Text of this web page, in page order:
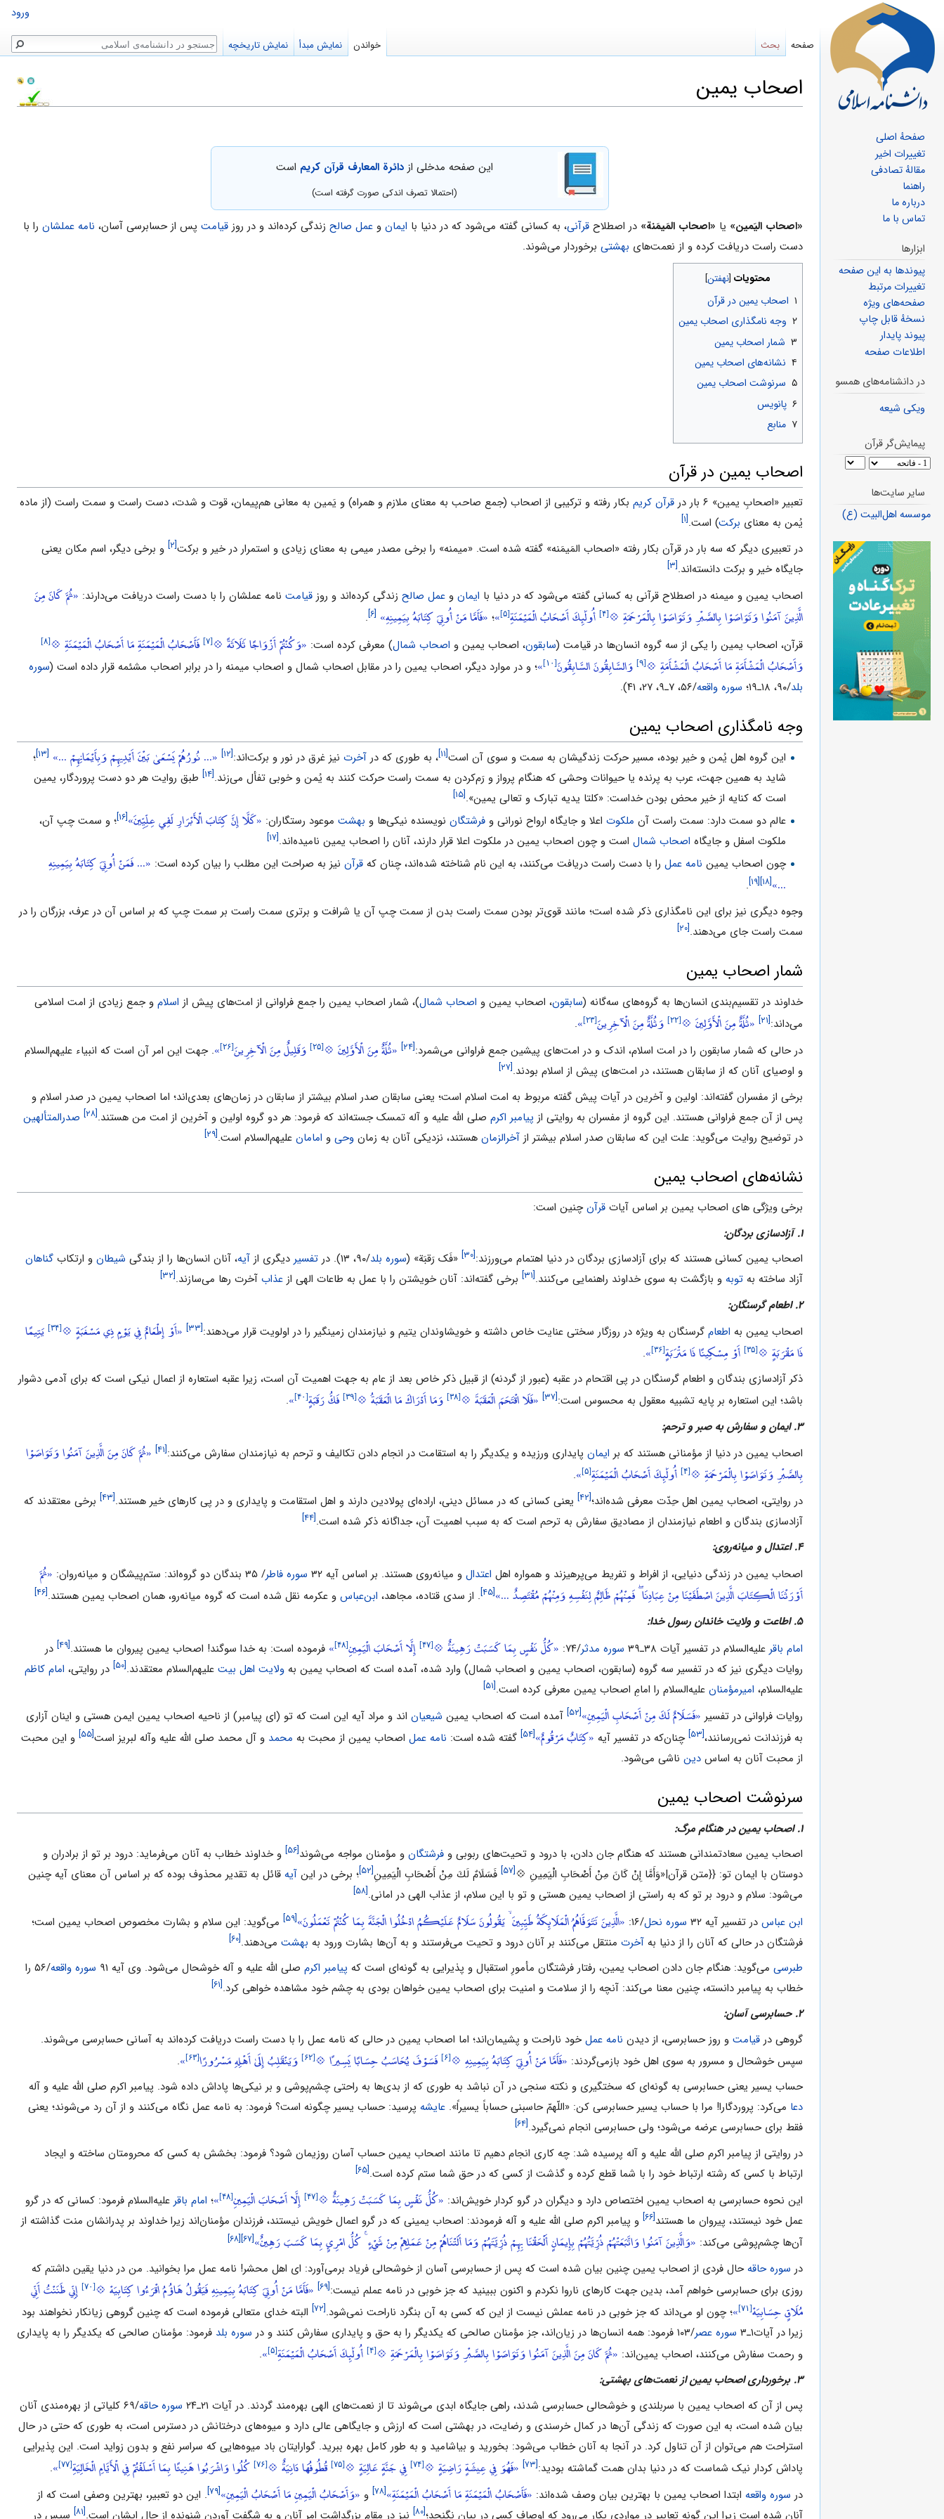
اصحاب یمین
این صفحه مدخلی ازدائرة المعارف قرآن کریم است
(احتمالا تصرف اندکی صورت گرفته است)
«اصحاب الیَمین» یا «اصحاب المَیمَنة» در اصطلاح قرآنى، به کسانى گفته مى‌شود که در دنیا با ایمان و عمل ‌صالح زندگى کرده‌اند و در روز قیامت پس از حسابرسى آسان، نامه عملشان را با
دست راست دریافت کرده و از نعمت‌هاى بهشتى برخوردار می‌شوند.
محتویات
۱ اصحاب یمین در قرآن
۲ وجه نامگذارى اصحاب یمین
۳ شمار اصحاب یمین
۴ نشانه‌هاى اصحاب ‌یمین
۵ سرنوشت اصحاب یمین
۶ پانویس
۷ منابع
اصحاب یمین در قرآن
تعبیر «اصحابِ یمین» ۶ بار در قرآن کریم بکار رفته و ترکیبى از اصحاب (جمع صاحب به معناى ملازم و همراه) و یَمین به معانى هم‌پیمان، قوت و شدت، دست راست و سمت راست (از ماده
یُمن به معناى برکت) است.[۱]
در تعبیرى دیگر که سه بار در قرآن بکار رفته «اصحاب المَیمَنه» گفته شده است. «میمنه» را برخى مصدر میمى به معناى زیادى و استمرار در خیر و برکت[۲]
و برخى دیگر، اسم مکان یعنى
جایگاه خیر و برکت دانسته‌اند.[۳]
اصحاب یمین و میمنه در اصطلاح قرآنى به کسانى گفته مى‌شود که در دنیا با ایمان و عمل ‌صالح زندگى کرده‌اند و روز قیامت نامه عملشان را با دست راست دریافت مى‌دارند: «ثُمَّ كَانَ مِنَ
الَّذِينَ آمَنُوا وَتَوَاصَوْا بِالصَّبْرِ وَتَوَاصَوْا بِالْمَرْحَمَةِ 💠[۴] أُولَٰئِكَ أَصْحَابُ الْمَيْمَنَةِ[۵] »؛ «فَأَمَّا مَنْ أُوتِيَ كِتَابَهُ بِيَمِينِهِ» [۶] .
قرآن، اصحاب یمین را یکى از سه گروه انسان‌ها در قیامت (سابقون، اصحاب یمین و اصحاب شمال) معرفى کرده است: «وَكُنْتُمْ أَزْوَاجًا ثَلَاثَةً 💠[۷] فَأَصْحَابُ الْمَيْمَنَةِ مَا أَصْحَابُ الْمَيْمَنَةِ 💠[۸]
وَأَصْحَابُ الْمَشْأَمَةِ مَا أَصْحَابُ الْمَشْأَمَةِ 💠[۹] وَالسَّابِقُونَ السَّابِقُونَ[۱۰] »؛ و در موارد دیگر، اصحاب یمین را در مقابل اصحاب شمال و اصحاب میمنه را در برابر اصحاب مشئمه قرار داده است (سوره
بلد/۹۰، ۱۸‌ـ‌۱۹؛ سوره واقعه/۵۶، ۷‌ـ‌۹، ۲۷، ۴۱).
وجه نامگذارى اصحاب یمین
این گروه اهل یُمن و خیر بوده، مسیر حرکت زندگیشان به سمت و سوى آن است[۱۱] ، به ‌طورى که در آخرتنیز غرق در نور و برکت‌اند:[۱۲] «... نُورُهُمْ يَسْعَىٰ بَيْنَ أَيْدِيهِمْ وَبِأَيْمَانِهِمْ ...» [۱۳]
؛
شاید به همین جهت، عرب به پرنده یا حیوانات وحشى که هنگام پرواز و رَم‌کردن به سمت راست حرکت کنند به یُمن و خوبى تفأل ‌مى‌زند.[۱۴]
طبق روایت هر دو دست پروردگار، یمین
است که کنایه از خیر محض بودن خداست: «کلتا یدیه تبارک و تعالى یمین».[۱۵]
عالم دو سمت دارد: سمت راست آن ملکوتاعلا و جایگاه ارواح نورانى و فرشتگاننویسنده نیکی‌ها و بهشتموعود رستگاران: «كَلَّا إِنَّ كِتَابَ الْأَبْرَارِ لَفِي عِلِّيِّينَ»[۱۶]
؛ و سمت چپ آن،
ملکوت اسفل و جایگاه اصحاب ‌شمالاست و چون اصحاب ‌یمین در ملکوت اعلا قرار دارند، آنان را اصحاب ‌یمین نامیده‌اند.[۱۷]
چون اصحاب یمین نامه عملرا با دست ‌راست دریافت مى‌کنند، به این نام شناخته شده‌اند، چنان که قرآننیز به صراحت این مطلب را بیان کرده است: «... فَمَنْ أُوتِيَ كِتَابَهُ بِيَمِينِهِ
...»[۱۸] [۱۹]
.
وجوه دیگرى نیز براى این نامگذارى ذکر شده است؛ مانند قوى‌تر بودن سمت راست بدن از سمت چپ آن یا شرافت و برترى سمت راست بر سمت چپ که بر اساس آن در عرف، بزرگان را در
سمت راست جاى مى‌دهند.[۲۰]
شمار اصحاب یمین
خداوند در تقسیم‌بندى انسان‌ها به گروه‌هاى سه‌گانه (سابقون، اصحاب یمین و اصحاب شمال)، شمار اصحاب یمین را جمع فراوانى از امت‌هاى پیش از اسلام و جمع زیادى از امت اسلامى
مى‌داند:[۲۱] «ثُلَّةٌ مِنَ الْأَوَّلِينَ 💠[۲۲] وَثُلَّةٌ مِنَ الْآخِرِينَ[۲۳] »
.
در حالى ‌که شمار سابقون را در امت اسلام، اندک و در امت‌هاى پیشین جمع فراوانى مى‌شمرد:[۲۴] «ثُلَّةٌ مِنَ الْأَوَّلِينَ 💠[۲۵] وَقَلِيلٌ مِنَ الْآخِرِينَ[۲۶] ». جهت این امر آن است که انبیاء علیهم‌السلام
و اوصیاى آنان که از سابقان هستند، در امت‌هاى پیش از اسلام بودند.[۲۷]
برخى از مفسران گفته‌اند: اولین و آخرین در آیات پیش گفته مربوط به امت اسلام است؛ یعنى سابقان صدر اسلام بیشتر از سابقان در زمان‌هاى بعدى‌اند؛ اما اصحاب یمین در صدر اسلام و
پس از آن جمع فراوانى هستند. این گروه از مفسران به روایتى از پیامبر اکرم صلی الله علیه و آله تمسک جسته‌اند که فرمود: هر ‌دو گروه اولین و آخرین از امت من هستند.[۲۸]
صدرالمتألهین
در توضیح روایت مى‌گوید: علت این که سابقان صدر اسلام بیشتر از آخرالزمان هستند، نزدیکى آنان به زمان وحى و امامان علیهم‌السلام است.[۲۹]
نشانه‌هاى اصحاب ‌یمین
برخی ویژگی های اصحاب یمین بر اساس آیات قرآنچنین است:
۱. آزادسازى بردگان:
اصحاب یمین کسانى هستند که براى آزادسازى بردگان در دنیا اهتمام مى‌ورزند:[۳۰] «فَک‌ رَقبَة» (سوره بلد/۹۰، ۱۳). در تفسیر دیگرى از آیه، آنان انسان‌ها را از بندگى شیطان و ارتکاب گناهان
آزاد ساخته به توبه و بازگشت به سوى خداوند راهنمایى مى‌کنند.[۳۱] برخى گفته‌اند: آنان خویشتن را ‌با ‌عمل به طاعات الهى از عذاب آخرت رها ‌مى‌سازند.[۳۲]
۲. اطعام گرسنگان:
اصحاب یمین به اطعام گرسنگان به ویژه در روزگار سختى عنایت خاص داشته و خویشاوندان یتیم و نیازمندان زمینگیر را در اولویت قرار مى‌دهند:[۳۳] «أَوْ إِطْعَامٌ فِي يَوْمٍ ذِي مَسْغَبَةٍ 💠[۳۴]
يَتِيمًا
ذَا مَقْرَبَةٍ 💠[۳۵] أَوْ مِسْكِينًا ذَا مَتْرَبَةٍ[۳۶] »
.
ذکر آزادسازى بندگان و اطعام گرسنگان در پى اقتحام در عقبه (عبور از گردنه) از قبیل ذکر خاص بعد از عام به جهت اهمیت آن است، زیرا عقبه استعاره از اعمال نیکى است که براى آدمى دشوار
باشد؛ این استعاره بر پایه تشبیه معقول به محسوس است:[۳۷] «فَلَا اقْتَحَمَ الْعَقَبَةَ 💠[۳۸] وَمَا أَدْرَاكَ مَا الْعَقَبَةُ 💠[۳۹] فَكُّ رَقَبَةٍ[۴۰] »
.
۳. ایمان و سفارش به صبر و ترحم:
اصحاب یمین در دنیا از مؤمنانى هستند که بر ایمان پایدارى ورزیده و یکدیگر را به استقامت در انجام ‌دادن تکالیف و ترحم به نیازمندان سفارش مى‌کنند:[۴۱]
«ثُمَّ كَانَ مِنَ الَّذِينَ آمَنُوا وَتَوَاصَوْا
بِالصَّبْرِ وَتَوَاصَوْا بِالْمَرْحَمَةِ 💠[۴] أُولَٰئِكَ أَصْحَابُ الْمَيْمَنَةِ[۵] »
.
در روایتى، اصحاب یمین اهل حِدّت معرفى شده‌اند؛[۴۲] یعنى کسانى که در مسائل دینى، اراده‌اى پولادین دارند و اهل استقامت و پایدارى و در پى کارهاى خیر هستند.[۴۳]
برخى معتقدند که
آزادسازى بندگان و اطعام نیازمندان از مصادیق سفارش به ترحم است که به سبب اهمیت آن، جداگانه ذکر شده ‌است.[۴۴]
۴. اعتدال و میانه‌روى:
اصحاب یمین در زندگى دنیایى، از افراط و تفریط مى‌پرهیزند و همواره اهل اعتدال و میانه‌روى هستند. بر اساس آیه ۳۲ سوره فاطر/ ۳۵ بندگان دو گروه‌اند: ستم‌پیشگان و میانه‌روان:
«ثُمَّ
أَوْرَثْنَا الْكِتَابَ الَّذِينَ اصْطَفَيْنَا مِنْ عِبَادِنَا ۖ فَمِنْهُمْ ظَالِمٌ لِنَفْسِهِ وَمِنْهُمْ مُقْتَصِدٌ ...»[۴۵] . از سدى قتاده، مجاهد، ابن‌عباس و عکرمه نقل شده است که گروه میانه‌رو، همان اصحاب یمین هستند.[۴۶]
۵. اطاعت و ولایت خاندان رسول خدا:
امام باقر علیه‌السلام در تفسیر آیات ۳۸‌ـ‌۳۹ سوره مدثر/۷۴: «كُلُّ نَفْسٍ بِمَا كَسَبَتْ رَهِينَةٌ 💠[۴۷] إِلَّا أَصْحَابَ الْيَمِينِ[۴۸] » فرموده است: به خدا سوگند! اصحاب یمین پیروان ما هستند.[۴۹]
در
روایات دیگرى نیز که در تفسیر سه گروه (سابقون، اصحاب یمین و اصحاب شمال) وارد شده، آمده است که اصحاب یمین به ولایت اهل بیت علیهم‌السلام معتقدند.[۵۰] در روایتى، امام کاظم
علیه‌السلام، امیرمؤمنان علیه‌السلام را امامِ اصحاب یمین معرفى کرده است.[۵۱]
روایات فراوانى در تفسیر «فَسَلَامٌ لَكَ مِنْ أَصْحَابِ الْيَمِينِ»[۵۲] آمده است که اصحاب یمین شیعیان اند و مراد آیه این است که تو (اى ‌پیامبر) از ناحیه اصحاب یمین ایمن هستى و اینان آزارى
به فرزندانت نمى‌رسانند،[۵۳] چنان‌که در تفسیر آیه «كِتَابٌ مَرْقُومٌ»[۵۴] گفته شده است: نامه عمل اصحاب یمین از محبت به محمد و آل ‌محمد صلى الله علیه وآله لبریز است[۵۵]
و این محبت
از محبت آنان به اساس دین ناشى مى‌شود.
سرنوشت اصحاب یمین
۱. اصحاب یمین در هنگام مرگ:
اصحاب یمین سعادتمندانى هستند که هنگام جان دادن، با ‌درود و ‌تحیت‌هاى ربوبى و فرشتگان و مؤمنان مواجه مى‌شوند[۵۶]
و خداوند خطاب به آنان مى‌فرماید: درود بر تو از برادران و
دوستان با ایمان تو: {{متن قرآن|«وَأَمَّا إِنْ كَانَ مِنْ أَصْحَابِ الْيَمِينِ 💠[۵۷] فَسَلَامٌ لَكَ مِنْ أَصْحَابِ الْيَمِينِ[۵۲] ؛ برخى در این آیه قائل به تقدیر محذوف بوده که بر اساس آن معناى آیه چنین
مى‌شود: سلام و درود بر تو که به راستى از اصحاب یمین هستى و تو با این سلام، از عذاب الهى در امانى.[۵۸]
ابن ‌عباس در تفسیر آیه ۳۲ سوره نحل/۱۶: «الَّذِينَ تَتَوَفَّاهُمُ الْمَلَائِكَةُ طَيِّبِينَ ۙ يَقُولُونَ سَلَامٌ عَلَيْكُمُ ادْخُلُوا الْجَنَّةَ بِمَا كُنْتُمْ تَعْمَلُونَ»[۵۹]
مى‌گوید: این سلام و بشارت مخصوص اصحاب یمین است؛
فرشتگان در حالى ‌که آنان را از دنیا به آخرت منتقل مى‌کنند بر آنان درود و تحیت مى‌فرستند و به آن‌ها بشارت ورود به بهشت مى‌دهند.[۶۰]
طبرسى مى‌گوید: هنگام جان دادن اصحاب یمین، رفتار فرشتگان مأمورِ استقبال و پذیرایى به ‌گونه‌اى است که پیامبر اکرم صلى الله علیه و آله خوشحال مى‌شود. وى آیه ۹۱ سوره واقعه
/۵۶ را
خطاب به پیامبر دانسته، چنین معنا مى‌کند: آنچه را از سلامت و امنیت براى اصحاب یمین خواهان بودى به چشم خود مشاهده خواهى کرد.[۶۱]
۲. حسابرسى آسان:
گروهى در قیامت و روز حسابرسى، از دیدن نامه عملخود ناراحت و پشیمان‌اند؛ اما اصحاب یمین در حالى ‌که نامه عمل را با دست راست دریافت کرده‌اند به آسانى حسابرسى مى‌شوند.
سپس خوشحال و مسرور به سوى اهل خود بازمى‌گردند: «فَأَمَّا مَنْ أُوتِيَ كِتَابَهُ بِيَمِينِهِ 💠[۶] فَسَوْفَ يُحَاسَبُ حِسَابًا يَسِيرًا 💠[۶۲] وَيَنْقَلِبُ إِلَىٰ أَهْلِهِ مَسْرُورًا[۶۳] »
.
حساب یسیر یعنى حسابرسى به ‌گونه‌اى که سختگیرى و نکته سنجى در آن نباشد به ‌طورى که از بدی‌ها به راحتى چشم‌پوشى و بر نیکی‌ها پاداش داده شود. پیامبر اکرم صلى الله علیه و آله
دعا مى‌کرد: پروردگارا! مرا با حساب یسیر حسابرسى کن: «اللّهمّ حاسبنى حساباً یسیراً». عایشه پرسید: حساب یسیر چگونه است؟ فرمود: به نامه عمل نگاه مى‌کنند و از آن رد مى‌شوند؛ یعنى
فقط براى حسابرسى عرضه مى‌شود؛ ولى حسابرسى انجام نمى‌گیرد.[۶۴]
در روایتى از پیامبر اکرم صلى الله علیه و آله پرسیده شد: چه کارى انجام دهیم تا مانند اصحاب یمین حساب آسان روزیمان شود؟ فرمود: بخشش به کسى که محرومتان ساخته و ایجاد
ارتباط با کسى که رشته ارتباط خود را با شما قطع کرده و گذشت از کسى که در حق شما ستم کرده است.[۶۵]
این نحوه حسابرسى به اصحاب یمین اختصاص دارد و دیگران در گرو کردار خویش‌اند: «كُلُّ نَفْسٍ بِمَا كَسَبَتْ رَهِينَةٌ 💠[۴۷] إِلَّا أَصْحَابَ الْيَمِينِ[۴۸] »؛ امام باقر علیه‌السلام فرمود: کسانى که در گرو
عمل خود نیستند، پیروان ما هستند[۶۶]
و پیامبر اکرم صلى الله علیه و آله فرمودند: اصحاب یمینى که در گرو اعمال خویش نیستند، فرزندان مؤمنان‌اند زیرا خداوند بر پدرانشان منت گذاشته از
آن‌ها چشم‌پوشى مى‌کند: «وَالَّذِينَ آمَنُوا وَاتَّبَعَتْهُمْ ذُرِّيَّتُهُمْ بِإِيمَانٍ أَلْحَقْنَا بِهِمْ ذُرِّيَّتَهُمْ وَمَا أَلَتْنَاهُمْ مِنْ عَمَلِهِمْ مِنْ شَيْءٍ ۚ كُلُّ امْرِئٍ بِمَا كَسَبَ رَهِينٌ»[۶۷] [۶۸]
در سوره حاقهحال فردى از اصحاب یمین چنین بیان شده است که پس از حسابرسى آسان از خوشحالى فریاد برمى‌آورد: اى اهل محشر! نامه عمل مرا بخوانید. من در دنیا یقین داشتم که
روزى براى حسابرسى خواهم آمد، بدین جهت کارهاى ناروا نکردم و اکنون ببینید که جز ‌خوبى در نامه عملم نیست:[۶۹] «فَأَمَّا مَنْ أُوتِيَ كِتَابَهُ بِيَمِينِهِ فَيَقُولُ هَاؤُمُ اقْرَءُوا كِتَابِيَهْ 💠[۷۰]
إِنِّي ظَنَنْتُ أَنِّي
مُلَاقٍ حِسَابِيَهْ[۷۱] »؛ چون او مى‌داند که جز خوبى در نامه عملش نیست از این که کسى به آن بنگرد ناراحت نمى‌شود.[۷۲]
البته خداى متعالى فرموده است که چنین گروهى زیانکار نخواهند بود
زیرا در آیات‌۱‌ـ‌۳
سوره عصر/۱۰۳ فرمود: همه انسان‌ها در زیان‌اند، جز مؤمنان صالحى که یکدیگر را به حق و پایدارى سفارش کنند و در سوره بلد فرمود: مؤمنان صالحى که یکدیگر را به پایدارى
و رحمت سفارش مى‌کنند، اصحاب یمین‌اند: «ثُمَّ كَانَ مِنَ الَّذِينَ آمَنُوا وَتَوَاصَوْا بِالصَّبْرِ وَتَوَاصَوْا بِالْمَرْحَمَةِ 💠[۴] أُولَٰئِكَ أَصْحَابُ الْمَيْمَنَةِ[۵] »
.
۳. برخوردارى اصحاب یمین از نعمت‌هاى بهشتى:
پس از آن که اصحاب یمین با سربلندى و خوشحالى حسابرسى شدند، راهى جایگاه ابدى مى‌شوند تا از نعمت‌هاى الهى بهره‌مند گردند. در آیات ۲۱‌ـ‌۲۴
سوره حاقه
/۶۹ کلیاتى از بهره‌مندى آنان
بیان شده است، به این صورت که زندگى آن‌ها در کمال خرسندى و رضایت، در بهشتى است که ارزش و جایگاهى عالى دارد و میوه‌هاى درختانش در دسترس است، به ‌طورى که حتى در حال
استراحت هم مى‌توان از آن تناول کرد. در آنجا به آنان خطاب مى‌شود: بخورید و بیاشامید و به ‌طور کامل بهره ببرید. گوارایتان باد میوه‌هایى‌ که ‌سراسر نفع و بدون زواید است. این پذیرایى
پاداش کردار نیک شماست که در دنیا بدان همت گماشته بودید:[۷۳] «فَهُوَ فِي عِيشَةٍ رَاضِيَةٍ 💠[۷۴] فِي جَنَّةٍ عَالِيَةٍ 💠[۷۵] قُطُوفُهَا دَانِيَةٌ 💠[۷۶] كُلُوا وَاشْرَبُوا هَنِيئًا بِمَا أَسْلَفْتُمْ فِي الْأَيَّامِ الْخَالِيَةِ[۷۷] »
.
در سوره واقعه ابتدا اصحاب یمین با بهترین بیان وصف شده‌اند: «فَأَصْحَابُ الْمَيْمَنَةِ مَا أَصْحَابُ الْمَيْمَنَةِ»[۷۸] و «وَأَصْحَابُ الْيَمِينِ مَا أَصْحَابُ الْيَمِينِ»[۷۹]
. این دو تعبیر، بهترین وصفى است که از
آنان شده است زیرا این گونه تعابیر در مواردى بکار مى‌رود که اوصاف کسى در بیان نگنجد؛[۸۰] نیز در مقام بزرگداشت امر آنان و به شگفت آوردن شنونده از حال ایشان است.[۸۱] سپس در
ورود
صفحه بحث خواندن نمایش مبدأ نمایش تاریخچه جستجو
صفحهٔ اصلی
تغییرات اخیر
مقالهٔ تصادفی
راهنما
درباره ما
تماس با ما
ابزارها
پیوندها به این صفحه
تغییرات مرتبط
صفحه‌های ویژه
نسخهٔ قابل چاپ
پیوند پایدار
اطلاعات صفحه
در دانشنامه‌های همسو
ویکی شیعه
پیمایش‌گر قرآن
سایر سایت‌ها
موسسه اهل‌البیت (ع)